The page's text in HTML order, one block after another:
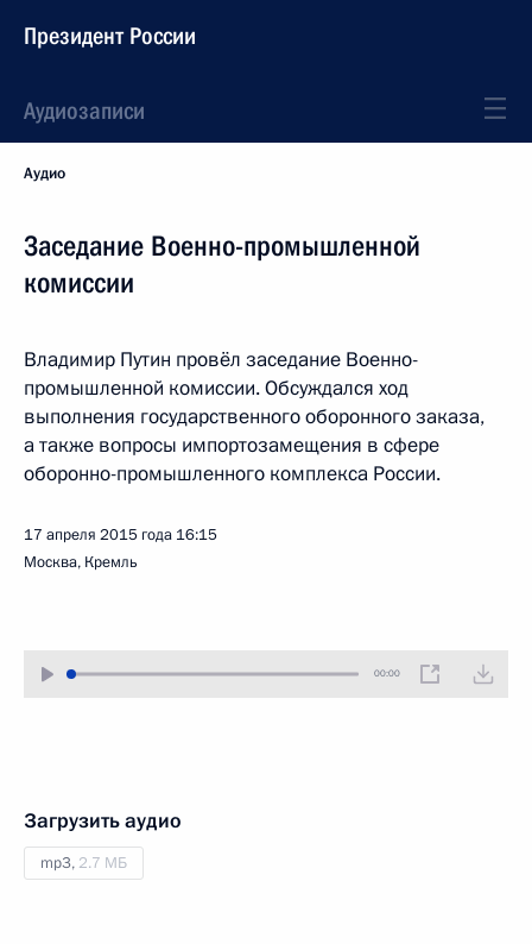
Президент России
Аудиозаписи
Аудио
Заседание Военно-промышленной
комиссии
Владимир Путин провёл заседание Военно-
промышленной комиссии. Обсуждался ход
выполнения государственного оборонного заказа,
а также вопросы импортозамещения в сфере
оборонно-промышленного комплекса России.
17 апреля 2015 года 16:15
Москва, Кремль
00:00
Загрузить аудио
mp3, 2.7 МБ